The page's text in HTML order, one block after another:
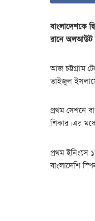
বাংলাদেশকে
রানে অলআউট
আজ চট্টগ্রাম
তাইজুল
প্রথম সেশনে
শিকার। এর
প্রথম ইনিংসে
বাংলাদেশি